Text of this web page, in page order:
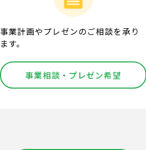
事業計画やプレゼンのご相談を承り
ます。
事業相談・プレゼン希望